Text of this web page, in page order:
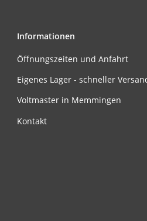
Informationen
Öffnungszeiten und Anfahrt
Eigenes Lager - schneller
Voltmaster in Memmingen
Kontakt